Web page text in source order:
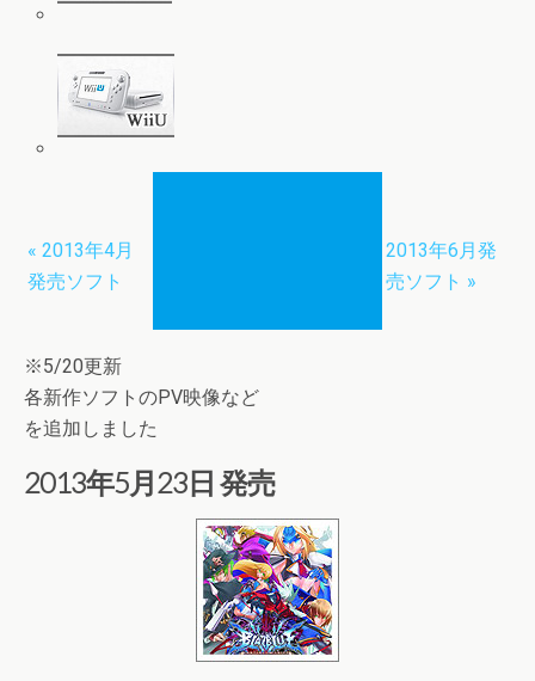
« 2013年4月
発売ソフト
2013年6月発
売ソフト »
※5/20更新
各新作ソフトのPV映像など
を追加しました
2013年5月23日 発売